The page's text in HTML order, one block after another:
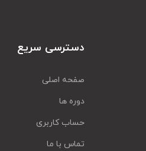
دسترسی سریع
صفحه اصلی
دوره ها
حساب کاربری
تماس با ما